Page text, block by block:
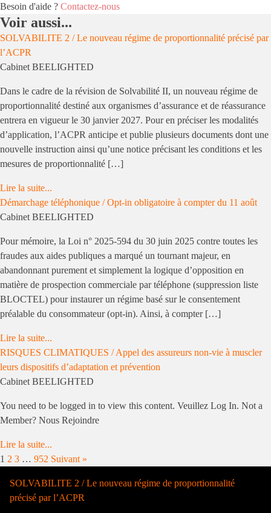
Besoin d'aide ? Contactez-nous
Voir aussi...
SOLVABILITE 2 / Le nouveau régime de proportionnalité précisé par
l’ACPR
Cabinet BEELIGHTED
Dans le cadre de la révision de Solvabilité II, un nouveau régime de
proportionnalité destiné aux organismes d’assurance et de réassurance
entrera en vigueur le 30 janvier 2027. Pour en préciser les modalités
d’application, l’ACPR anticipe et publie plusieurs documents dont une
nouvelle instruction ainsi qu’une notice précisant les conditions et les
mesures de proportionnalité […]
Lire la suite...
Démarchage téléphonique / Opt-in obligatoire à compter du 11 août
Cabinet BEELIGHTED
Pour mémoire, la Loi n° 2025-594 du 30 juin 2025 contre toutes les
fraudes aux aides publiques a marqué un tournant majeur, en
abandonnant purement et simplement la logique d’opposition en
matière de prospection commerciale par téléphone (suppression liste
BLOCTEL) pour instaurer un régime basé sur le consentement
préalable du consommateur (opt-in). Ainsi, à compter […]
Lire la suite...
RISQUES CLIMATIQUES / Appel des assureurs non-vie à muscler
leurs dispositifs d’adaptation et prévention
Cabinet BEELIGHTED
You need to be logged in to view this content. Veuillez Log In. Not a
Member? Nous Rejoindre
Lire la suite...
1 2 3 … 952 Suivant »
SOLVABILITE 2 / Le nouveau régime de proportionnalité
précisé par l’ACPR